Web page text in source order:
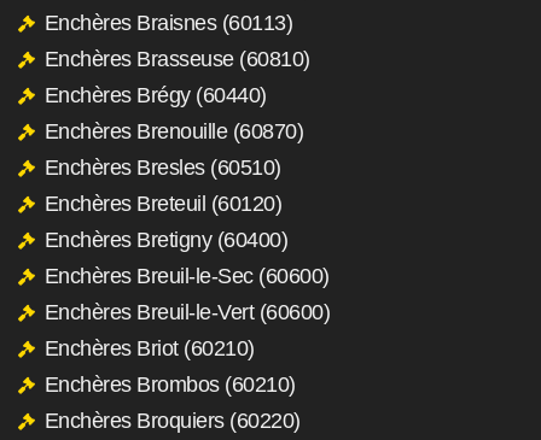
Enchères Braisnes (60113)
Enchères Brasseuse (60810)
Enchères Brégy (60440)
Enchères Brenouille (60870)
Enchères Bresles (60510)
Enchères Breteuil (60120)
Enchères Bretigny (60400)
Enchères Breuil-le-Sec (60600)
Enchères Breuil-le-Vert (60600)
Enchères Briot (60210)
Enchères Brombos (60210)
Enchères Broquiers (60220)